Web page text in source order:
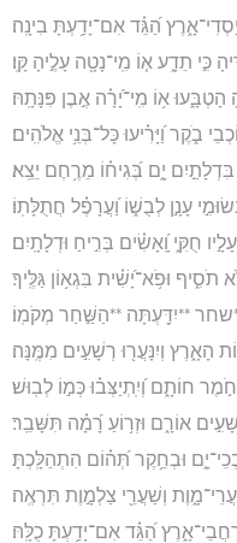
הַ֝גֵּ֗ד אִם־יָדַ֥עְתָּ בִינָֽה׃
כִּ֣י תֵדָ֑ע א֤וֹ מִֽי־נָטָ֖ה עָלֶ֣יהָ קָּֽו׃
הָטְבָּ֑עוּ א֥וֹ מִֽי־יָ֝רָ֗ה אֶ֣בֶן פִּנָּתָֽהּ׃
בֹ֑קֶר וַ֝יָּרִ֗יעוּ כָּל־בְּנֵ֥י אֱלֹהִֽים׃
בִּדְלָתַ֣יִם יָ֑ם בְּ֝גִיח֗וֹ מֵרֶ֥חֶם יֵצֵֽא׃
עָנָ֣ן לְבֻשׁ֑וֹ וַ֝עֲרָפֶ֗ל חֲתֻלָּתֽוֹ׃
חֻקִּ֑י וָֽ֝אָשִׂ֗ים בְּרִ֣יחַ וּדְלָתָֽיִם׃
וּפֹ֥א־יָ֝שִׁ֗ית בִּגְא֥וֹן גַּלֶּֽיךָ׃
**יִדַּ֖עְתָּה **הַשַּׁ֣חַר מְקֹמֽוֹ׃
הָאָ֑רֶץ וְיִנָּעֲר֖וּ רְשָׁעִ֣ים מִמֶּֽנָּה׃
חוֹתָ֑ם וְ֝יִֽתְיַצְּב֗וּ כְּמ֣וֹ לְבֽוּשׁ׃
אוֹרָ֑ם וּזְר֥וֹעַ רָ֝מָ֗ה תִּשָּׁבֵֽר׃
וּבְחֵ֥קֶר תְּ֝ה֗וֹם הִתְהַלָּֽכְתָּ׃
וְשַׁעֲרֵ֖י צַלְמָ֣וֶת תִּרְאֶֽה׃
הַ֝גֵּ֗ד אִם־יָדַ֥עְתָּ כֻלָּֽהּ׃